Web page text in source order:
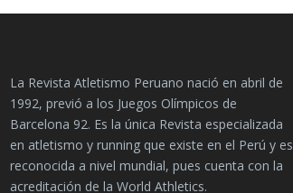
La Revista Atletismo Peruano nació en abril de
1992, previó a los Juegos Olímpicos de
Barcelona 92. Es la única Revista especializada
en atletismo y running que existe en el Perú y es
reconocida a nivel mundial, pues cuenta con la
acreditación de la World Athletics.